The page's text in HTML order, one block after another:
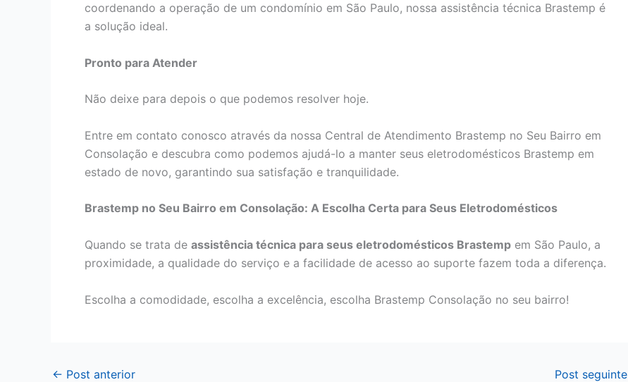
coordenando a operação de um condomínio em São Paulo, nossa assistência técnica Brastemp é
a solução ideal.
Pronto para Atender
Não deixe para depois o que podemos resolver hoje.
Entre em contato conosco através da nossa Central de Atendimento Brastemp no Seu Bairro em
Consolação e descubra como podemos ajudá-lo a manter seus eletrodomésticos Brastemp em
estado de novo, garantindo sua satisfação e tranquilidade.
Brastemp no Seu Bairro em Consolação: A Escolha Certa para Seus Eletrodomésticos
Quando se trata de assistência técnica para seus eletrodomésticos Brastemp em São Paulo, a
proximidade, a qualidade do serviço e a facilidade de acesso ao suporte fazem toda a diferença.
Escolha a comodidade, escolha a excelência, escolha Brastemp Consolação no seu bairro!
← Post anterior Post seguinte